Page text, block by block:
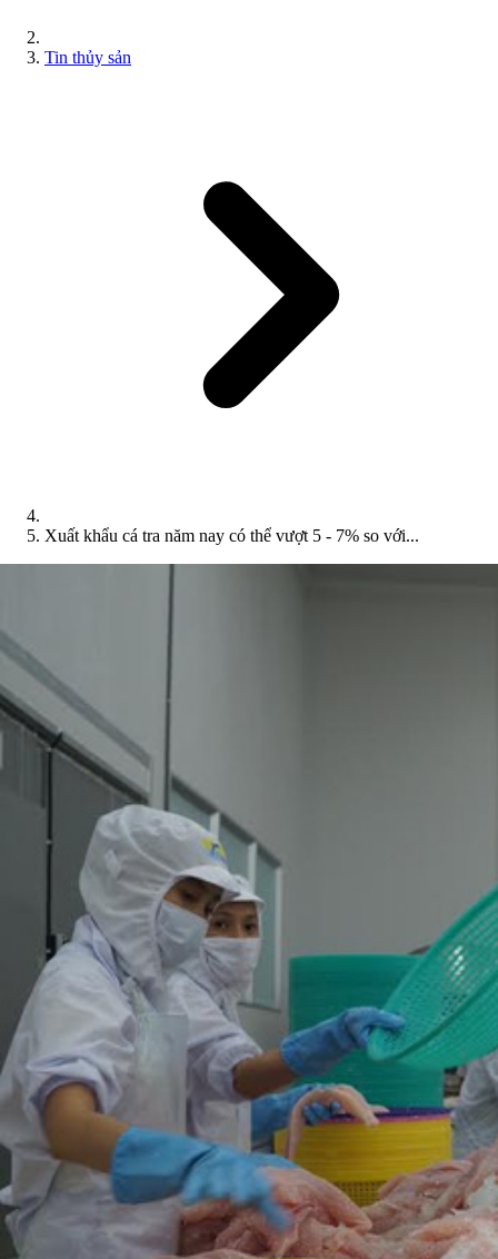
Tin thủy sản
Xuất khẩu cá tra năm nay có thể vượt 5 - 7% so với...